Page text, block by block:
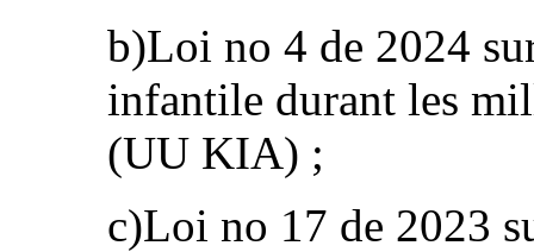
b)Loi no 4 de 2024
infantile durant les
(UU KIA) ;
c)Loi no 17 de 2023